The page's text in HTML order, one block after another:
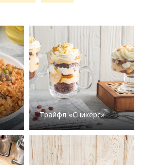
Трайфл «Сникерс»